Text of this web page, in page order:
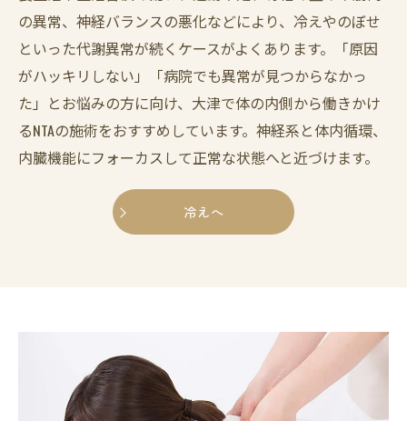
の異常、神経バランスの悪化などにより、冷えやのぼせ
といった代謝異常が続くケースがよくあります。「原因
がハッキリしない」「病院でも異常が見つからなかっ
た」とお悩みの方に向け、大津で体の内側から働きかけ
るNTAの施術をおすすめしています。神経系と体内循環、
内臓機能にフォーカスして正常な状態へと近づけます。
冷えへ